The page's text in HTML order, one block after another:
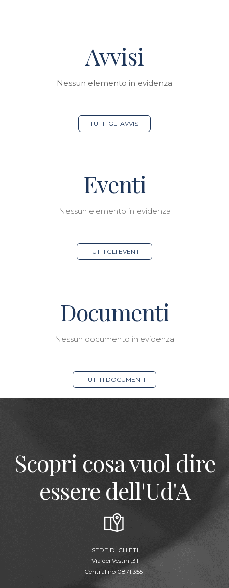
Avvisi
Nessun elemento in evidenza
TUTTI GLI AVVISI
Eventi
Nessun elemento in evidenza
TUTTI GLI EVENTI
Documenti
Nessun documento in evidenza
TUTTI I DOCUMENTI
Scopri cosa vuol dire
essere dell'Ud'A
SEDE DI CHIETI
Via dei Vestini,31
Centralino 0871.3551